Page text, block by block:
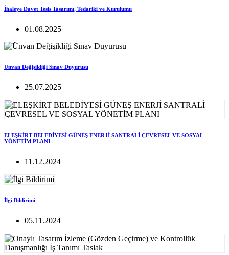
İhaleye Davet Tesis Tasarımı, Tedariki ve Kurulumu
01.08.2025
Ünvan Değişikliği Sınav Duyurusu
25.07.2025
ELEŞKİRT BELEDİYESİ GÜNEŞ ENERJİ SANTRALİ ÇEVRESEL VE SOSYAL
YÖNETİM PLANI
11.12.2024
İlgi Bildirimi
05.11.2024